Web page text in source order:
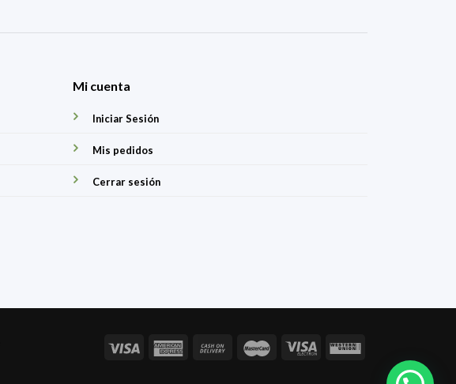
Mi cuenta
Iniciar Sesión
Mis pedidos
Cerrar sesión